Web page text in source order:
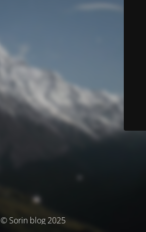
© Sorin blog 2025